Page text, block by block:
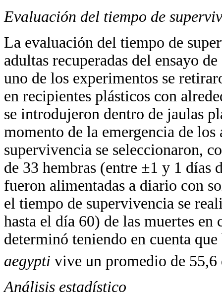
Evaluación del tiempo de
La evaluación del tiempo de
adultas recuperadas del ensayo
uno de los experimentos se
en recipientes plásticos con
se introdujeron dentro de jaulas
momento de la emergencia de
supervivencia se seleccionaron,
de 33 hembras (entre ±1 y 1 días
fueron alimentadas a diario con
el tiempo de supervivencia se
hasta el día 60) de las muertes en
determinó teniendo en cuenta
aegypti vive un promedio de 55,6
Análisis estadístico